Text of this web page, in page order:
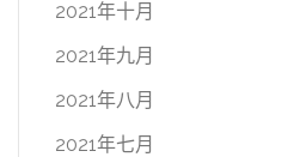
2021年十月
2021年九月
2021年八月
2021年七月